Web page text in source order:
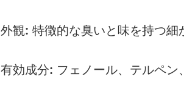
外観: 特徴的な臭いと味を持つ
有効成分: フェノール、テルペン